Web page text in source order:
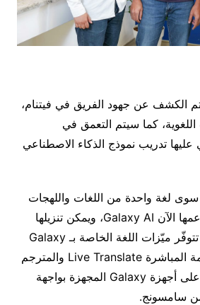
الكشف عن جهود الفريق في فيتنام،
كما سيتم التعمق في
عليها تدريب نموذج الذكاء الاصطناعي
سوى لغة واحدة من اللغات واللهجات
المدمجة حديثًا التي يدعمها الآن Galaxy AI، ويمكن تنزيلها
عبر الإعدادات. كذلك، تتوفّر ميّزات اللغة الخاصة بـ Galaxy
AI، بما في ذلك الترجمة المباشرة Live Translate والمترجم
الفوري Interpreter، على أجهزة Galaxy المجهزة بواجهة